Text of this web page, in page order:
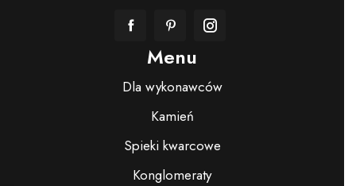
Menu
Dla wykonawców
Kamień
Spieki kwarcowe
Konglomeraty